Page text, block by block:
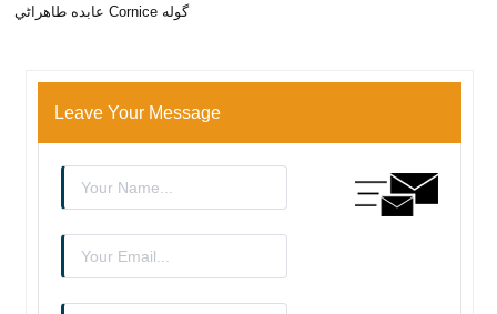
عابده طاهراڻي Cornice گوله
Leave Your Message